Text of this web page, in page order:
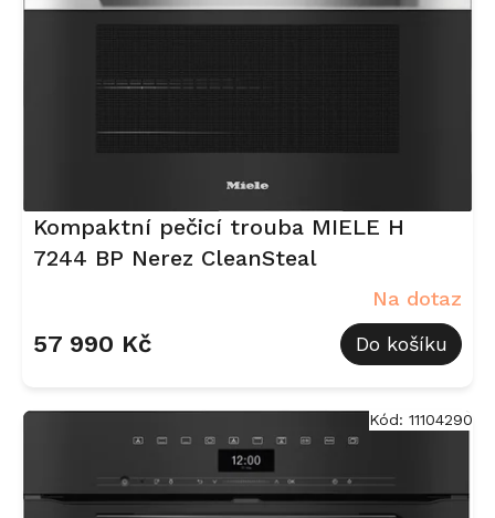
Kompaktní pečicí trouba MIELE H
7244 BP Nerez CleanSteal
Na dotaz
57 990 Kč Do košíku
Kód: 11104290